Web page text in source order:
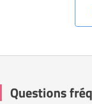
Questions